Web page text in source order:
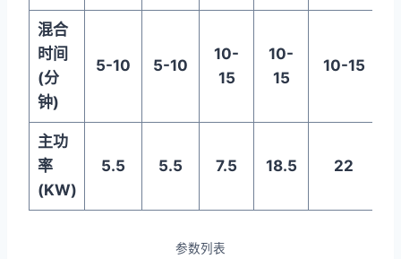
混合
时间
(分
钟)
5-10 5-10
10-
15
10-
15
10-15
主功
率
(KW)
5.5 5.5 7.5 18.5 22
参数列表